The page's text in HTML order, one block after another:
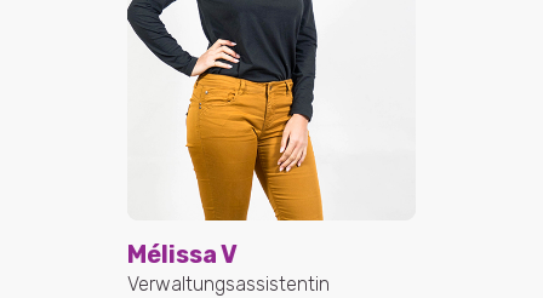
Mélissa V
Verwaltungsassistentin